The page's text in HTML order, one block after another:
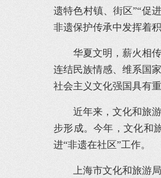
遗特色村镇、街区”“促
非遗保护传承中发挥着
华夏文明，薪火相
连结民族情感、维系国
社会主义文化强国具有重
近年来，文化和旅
步形成。今年，文化和
进“非遗在社区”工作。
上海市文化和旅游